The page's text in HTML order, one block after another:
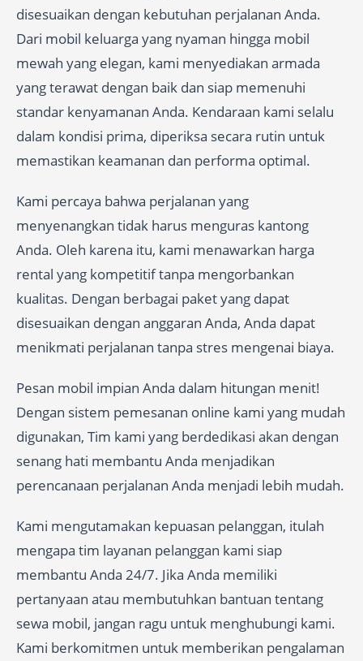
disesuaikan dengan kebutuhan perjalanan Anda.
Dari mobil keluarga yang nyaman hingga mobil
mewah yang elegan, kami menyediakan armada
yang terawat dengan baik dan siap memenuhi
standar kenyamanan Anda. Kendaraan kami selalu
dalam kondisi prima, diperiksa secara rutin untuk
memastikan keamanan dan performa optimal.
Kami percaya bahwa perjalanan yang
menyenangkan tidak harus menguras kantong
Anda. Oleh karena itu, kami menawarkan harga
rental yang kompetitif tanpa mengorbankan
kualitas. Dengan berbagai paket yang dapat
disesuaikan dengan anggaran Anda, Anda dapat
menikmati perjalanan tanpa stres mengenai biaya.
Pesan mobil impian Anda dalam hitungan menit!
Dengan sistem pemesanan online kami yang mudah
digunakan, Tim kami yang berdedikasi akan dengan
senang hati membantu Anda menjadikan
perencanaan perjalanan Anda menjadi lebih mudah.
Kami mengutamakan kepuasan pelanggan, itulah
mengapa tim layanan pelanggan kami siap
membantu Anda 24/7. Jika Anda memiliki
pertanyaan atau membutuhkan bantuan tentang
sewa mobil, jangan ragu untuk menghubungi kami.
Kami berkomitmen untuk memberikan pengalaman